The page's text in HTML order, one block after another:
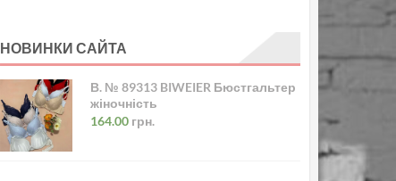
НОВИНКИ САЙТА
В. № 89313 BIWEIER Бюстгальтер
жіночність
164.00 грн.